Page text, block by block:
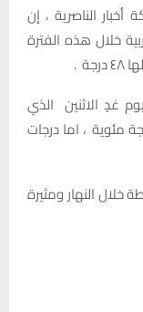
الناصرية ، إن
خلال هذه الفترة
.
غدٍ الاثنين الذي
درجات الحرارة العظمى إلى 48 درجة مئوية ، اما درجات
خلال النهار ومثيرة